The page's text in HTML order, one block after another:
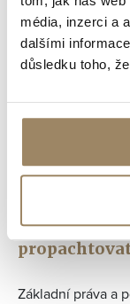
média, inzerci a
dalšími
důsledku toho,
V České
upraven
Sb.), který
základní
pachtovních
Jaká jsou
Základní práva a